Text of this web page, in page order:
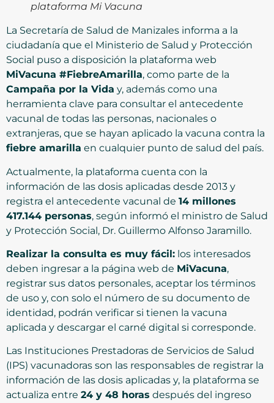
plataforma Mi Vacuna
La Secretaría de Salud de Manizales informa a la
ciudadanía que el Ministerio de Salud y Protección
Social puso a disposición la plataforma web
MiVacuna #FiebreAmarilla, como parte de la
Campaña por la Vida y, además como una
herramienta clave para consultar el antecedente
vacunal de todas las personas, nacionales o
extranjeras, que se hayan aplicado la vacuna contra la
fiebre amarilla en cualquier punto de salud del país.
Actualmente, la plataforma cuenta con la
información de las dosis aplicadas desde 2013 y
registra el antecedente vacunal de 14 millones
417.144 personas, según informó el ministro de Salud
y Protección Social, Dr. Guillermo Alfonso Jaramillo.
Realizar la consulta es muy fácil: los interesados
deben ingresar a la página web de MiVacuna,
registrar sus datos personales, aceptar los términos
de uso y, con solo el número de su documento de
identidad, podrán verificar si tienen la vacuna
aplicada y descargar el carné digital si corresponde.
Las Instituciones Prestadoras de Servicios de Salud
(IPS) vacunadoras son las responsables de registrar la
información de las dosis aplicadas y, la plataforma se
actualiza entre 24 y 48 horas después del ingreso